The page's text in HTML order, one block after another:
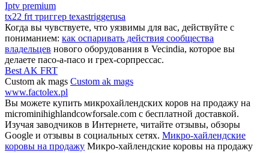
Iptv premium
tx22 frt триггер texastriggerusa
Когда вы чувствуете, что уязвимы для вас, действуйте с
пониманием: как оспаривать действия сообщества
владельцев нового оборудования в Vecindia, которое вы
делаете пасо-а-пасо и грех-сорпрессас.
Best AK FRT
Custom ak mags Custom ak mags
www.factolex.pl
Вы можете купить микрохайлендских коров на продажу на
microminihighlandcowforsale.com с бесплатной доставкой.
Изучая заводчиков в Интернете, читайте отзывы, обзоры
Google и отзывы в социальных сетях. Микро-хайлендские
коровы на продажу Микро-хайлендские коровы на продажу